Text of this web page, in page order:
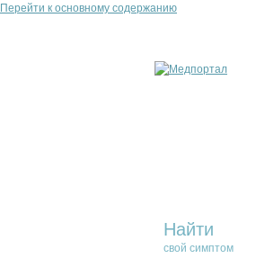
Перейти к основному содержанию
Найти
свой симптом